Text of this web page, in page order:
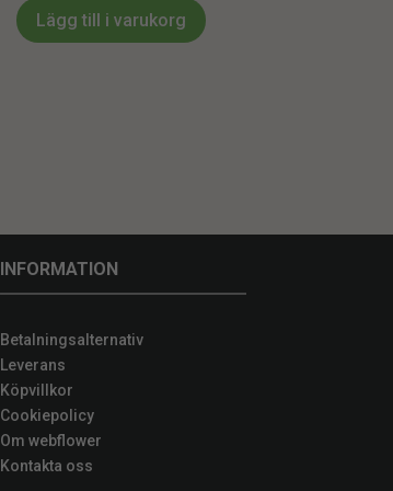
Lägg till i varukorg
INFORMATION
Betalningsalternativ
Leverans
Köpvillkor
Cookiepolicy
Om webflower
Kontakta oss